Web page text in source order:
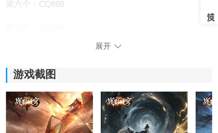
第六个：CQ888
1、首先要说的是战影破穹跟它游戏宣传的一样，所有的
东西打出来只是时间的问题，打不出来的也能合成做出
来。
当然神豪土豪可能只需要1个月或者几天做出来，你可能
需要几十天或者几百天。所以玩这个游戏花钱和不花钱
展开
游戏截图